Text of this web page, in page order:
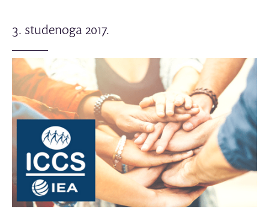
3. studenoga 2017.